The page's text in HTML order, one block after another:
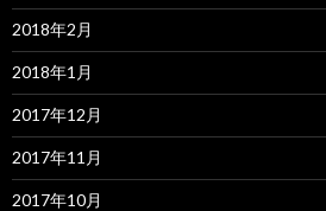
2018年2月
2018年1月
2017年12月
2017年11月
2017年10月